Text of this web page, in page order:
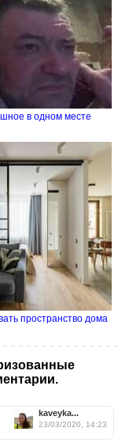
в одном месте
пространство дома
kaveyka...
23/03/2020, 14:23